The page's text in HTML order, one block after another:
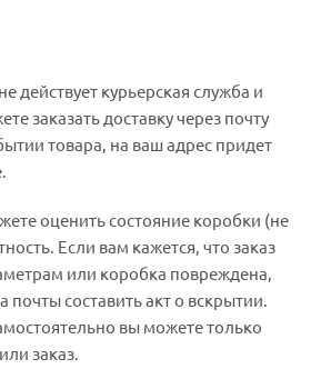
действует курьерская служба и
заказать доставку через почту
товара, на ваш адрес придет
оценить состояние коробки (не
Если вам кажется, что заказ
или коробка повреждена,
почты составить акт о вскрытии.
вы можете только
заказ.